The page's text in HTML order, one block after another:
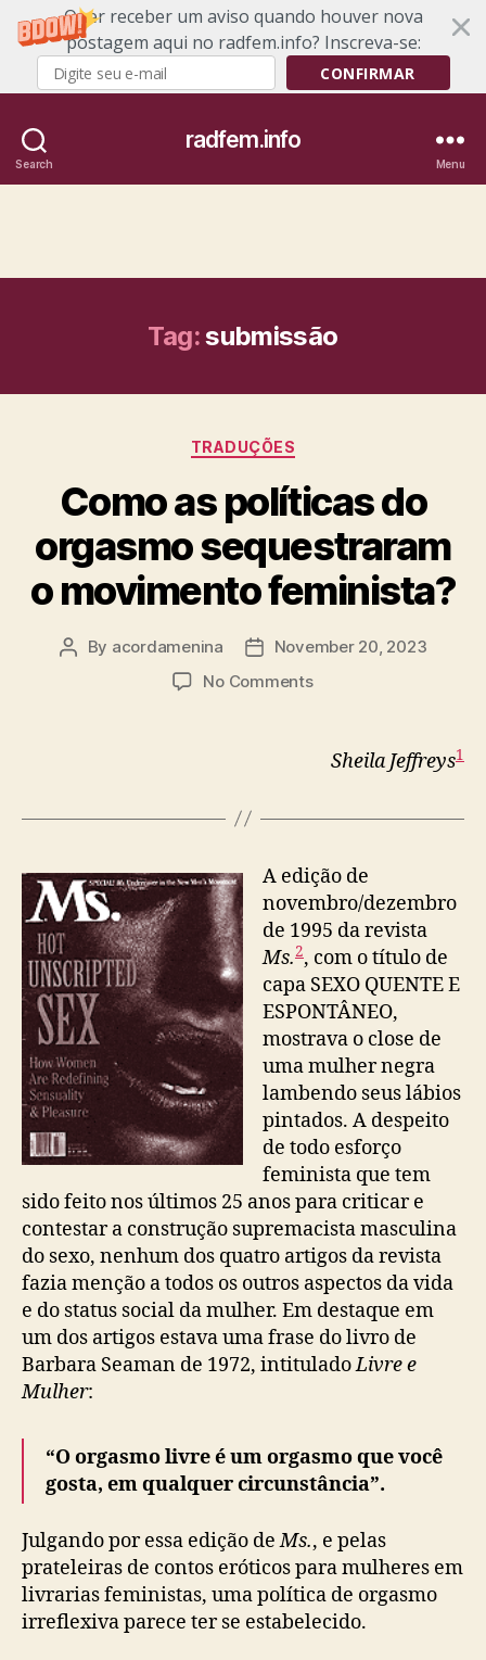
Quer receber um aviso quando houver nova
postagem aqui no radfem.info? Inscreva-se:
CONFIRMAR
Search
radfem.info
Menu
Tag:submissão
Categories
TRADUÇÕES
Como as políticas do
orgasmo sequestraram
o movimento feminista?
Post
By acordamenina
PostNovember 20, 2023
No Commentson
políticas
sequestraram
movimento
feminista?
Sheila Jeffreys1
A edição de
novembro/dezembro
de 1995 da revista
Ms.2, com o título de
capa SEXO QUENTE E
ESPONTÂNEO,
mostrava o close de
uma mulher negra
lambendo seus lábios
pintados. A despeito
de todo esforço
feminista que tem
sido feito nos últimos 25 anos para criticar e
contestar a construção supremacista masculina
do sexo, nenhum dos quatro artigos da revista
fazia menção a todos os outros aspectos da vida
e do status social da mulher. Em destaque em
um dos artigos estava uma frase do livro de
Barbara Seaman de 1972, intituladoLivre e
Mulher:
“O orgasmo livre é um orgasmo que você
gosta, em qualquer circunstância”.
Julgando por essa edição deMs., e pelas
prateleiras de contos eróticos para mulheres em
livrarias feministas, uma política de orgasmo
irreflexiva parece ter se estabelecido.